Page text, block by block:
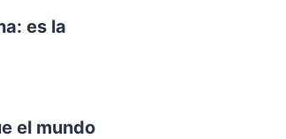
es la
el mundo